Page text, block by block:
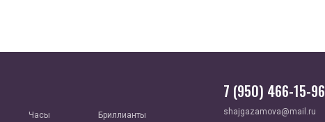
Часы
Бриллианты
7 (950) 466-15-96
shajgazamova@mail.ru